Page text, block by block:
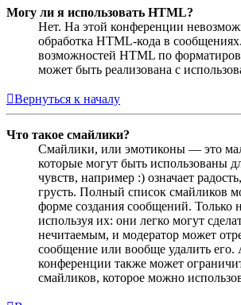
Могу ли я использовать HTML?
Нет. На этой конференции
обработка HTML-кода в
возможностей HTML по
может быть реализована с
Вернуться к началу
Что такое смайлики?
Смайлики, или эмотиконы — это
которые могут быть использованы
чувств, например :) означает
грусть. Полный список смайликов
форме создания сообщений. Только
используя их: они легко могут
нечитаемым, и модератор может
сообщение или вообще удалить его.
конференции также может
смайликов, которое можно